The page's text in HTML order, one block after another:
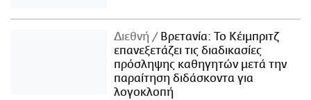
Διεθνή
Βρετανία: Το Κέιμπριτζ
επανεξετάζει τις διαδικασίες
πρόσληψης καθηγητών μετά την
παραίτηση διδάσκοντα για
λογοκλοπή